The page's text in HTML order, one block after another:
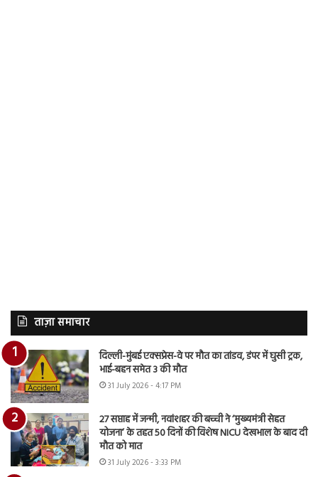
ताज़ा समाचार
दिल्ली-मुंबई एक्सप्रेस-वे पर मौत का तांडव, डंपर में घुसी ट्रक,
भाई-बहन समेत 3 की मौत
31 July 2026 - 4:17 PM
27 सप्ताह में जन्मी, नवांशहर की बच्ची ने ‘मुख्यमंत्री सेहत
योजना’ के तहत 50 दिनों की विशेष NICU देखभाल के बाद दी
मौत को मात
31 July 2026 - 3:33 PM